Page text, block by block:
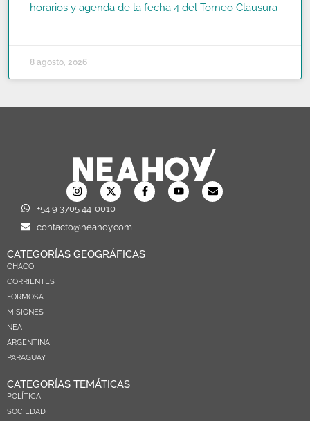
horarios y agenda de la fecha 4 del Torneo Clausura
8 agosto, 2026
+54 9 3705 44-0010
contacto@neahoy.com
CATEGORÍAS GEOGRÁFICAS
CHACO
CORRIENTES
FORMOSA
MISIONES
NEA
ARGENTINA
PARAGUAY
CATEGORÍAS TEMÁTICAS
POLÍTICA
SOCIEDAD